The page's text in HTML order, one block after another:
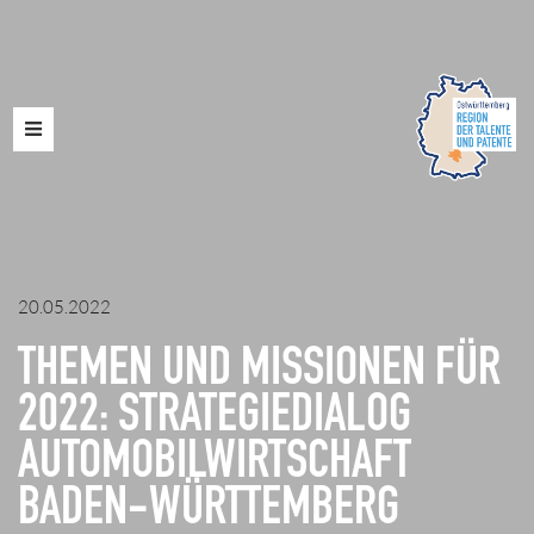
Toggle
navigation
20.05.2022
THEMEN UND MISSIONEN FÜR
2022: STRATEGIEDIALOG
AUTOMOBILWIRTSCHAFT
BADEN-WÜRTTEMBERG